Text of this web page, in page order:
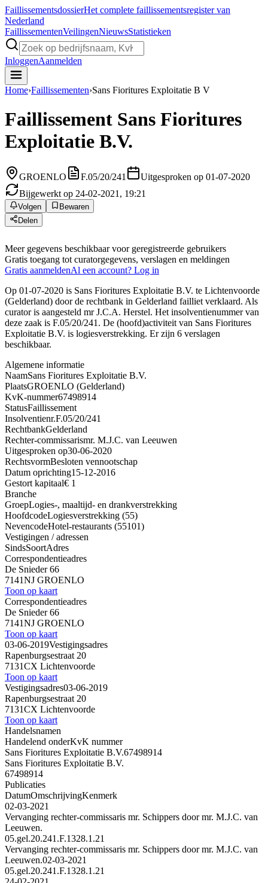
FaillissementsdossierHet complete faillissementsregister van
Nederland
FaillissementenVeilingenNieuwsStatistieken
InloggenAanmelden
Home›Faillissementen›Sans Fioritures Exploitatie B V
Faillissement Sans Fioritures
Exploitatie B.V.
GROENLO F.05/20/241
Uitgesproken op 01-07-2020
Bijgewerkt op 24-02-2021, 19:21
Volgen
Bewaren
Delen
Meer gegevens beschikbaar voor geregistreerde gebruikers
Gratis toegang tot curatorgegevens, verslagen en meldingen
Gratis aanmeldenAl een account? Log in
Op 01-07-2020 is Sans Fioritures Exploitatie B.V. te Lichtenvoorde
(Gelderland) door de rechtbank in Gelderland failliet verklaard. Als
curator is aangesteld mr J.C.A. Herstel. Het insolventienummer van
deze zaak is F.05/20/241. De (hoofd)activiteit van Sans Fioritures
Exploitatie B.V. is logiesverstrekking. Er zijn 6 verslagen
beschikbaar.
Algemene informatie
NaamSans Fioritures Exploitatie B.V.
PlaatsGROENLO (Gelderland)
KvK-nummer67498914
StatusFaillissement
Insolventienr.F.05/20/241
RechtbankGelderland
Rechter-commissarismr. M.J.C. van Leeuwen
Uitgesproken op30-06-2020
RechtsvormBesloten vennootschap
Datum oprichting15-12-2016
Gestort kapitaal€ 1
Branche
GroepLogies-, maaltijd- en drankverstrekking
HoofdcodeLogiesverstrekking (55)
NevencodeHotel-restaurants (55101)
Vestigingen / adressen
SindsSoortAdres
Correspondentieadres
De Snieder 66
7141NJ GROENLO
Toon op kaart
Correspondentieadres
De Snieder 66
7141NJ GROENLO
Toon op kaart
03-06-2019Vestigingsadres
Rapenburgsestraat 20
7131CX Lichtenvoorde
Toon op kaart
Vestigingsadres03-06-2019
Rapenburgsestraat 20
7131CX Lichtenvoorde
Toon op kaart
Handelsnamen
Handelend onderKvK nummer
Sans Fioritures Exploitatie B.V.67498914
Sans Fioritures Exploitatie B.V.
67498914
Publicaties
DatumOmschrijvingKenmerk
02-03-2021
Vervanging rechter-commissaris mr. Schippers door mr. M.J.C. van
Leeuwen.
05.gel.20.241.F.1328.1.21
Vervanging rechter-commissaris mr. Schippers door mr. M.J.C. van
Leeuwen.02-03-2021
05.gel.20.241.F.1328.1.21